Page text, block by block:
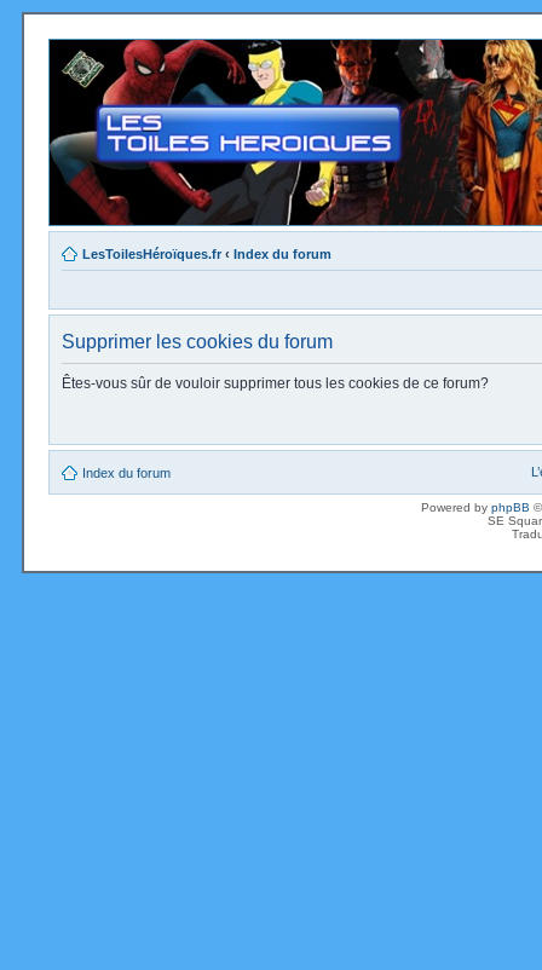
LesToilesHéroïques.fr ‹ Index du forum
Supprimer les cookies du forum
Êtes-vous sûr de vouloir supprimer tous les cookies de ce forum?
Index du forum
Powered by phpBB
SE